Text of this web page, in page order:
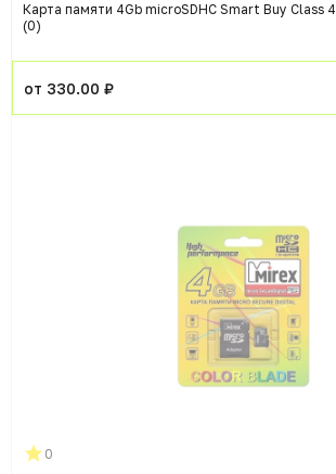
Карта памяти 4Gb microSDHC Smart Buy Class 4
(0)
от 330.00 ₽
0